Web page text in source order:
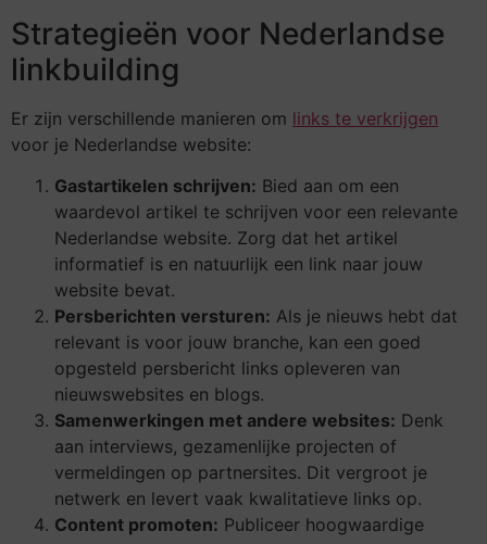
Strategieën voor Nederlandse
linkbuilding
Er zijn verschillende manieren om links te verkrijgen
voor je Nederlandse website:
Gastartikelen schrijven: Bied aan om een
waardevol artikel te schrijven voor een relevante
Nederlandse website. Zorg dat het artikel
informatief is en natuurlijk een link naar jouw
website bevat.
Persberichten versturen: Als je nieuws hebt dat
relevant is voor jouw branche, kan een goed
opgesteld persbericht links opleveren van
nieuwswebsites en blogs.
Samenwerkingen met andere websites: Denk
aan interviews, gezamenlijke projecten of
vermeldingen op partnersites. Dit vergroot je
netwerk en levert vaak kwalitatieve links op.
Content promoten: Publiceer hoogwaardige